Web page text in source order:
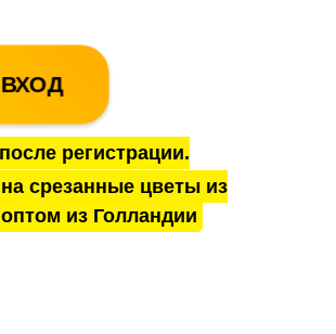
регистрации.
срезанные цветы из
из Голландии